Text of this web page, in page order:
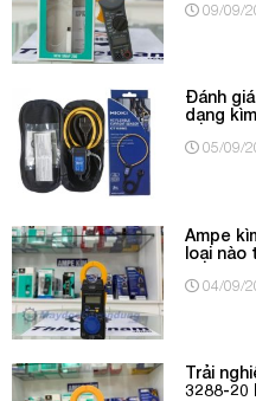
09/09/
Đánh
dạng
05/09/
Ampe
loại nào
04/09/
Trải
3288-20